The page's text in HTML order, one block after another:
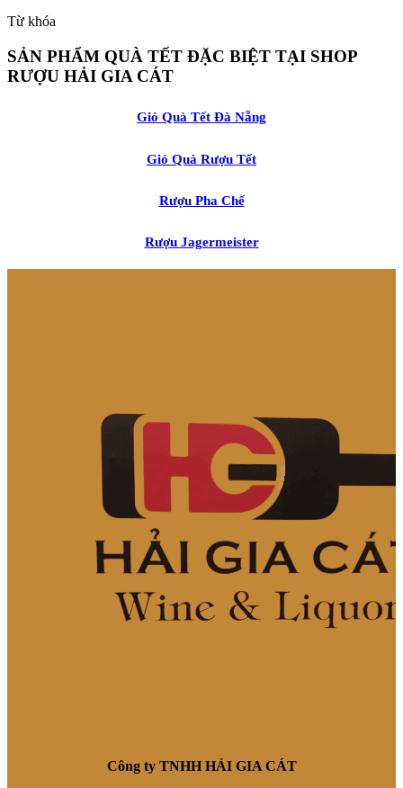
Từ khóa
SẢN PHẨM QUÀ TẾT ĐẶC BIỆT TẠI SHOP
RƯỢU HẢI GIA CÁT
Giỏ Quà Tết Đà Nẵng
Giỏ Quà Rượu Tết
Rượu Pha Chế
Rượu Jagermeister
Công ty TNHH HẢI GIA CÁT